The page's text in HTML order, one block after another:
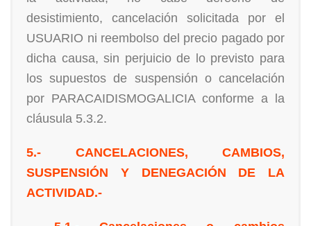
desistimiento, cancelación solicitada por el
USUARIO ni reembolso del precio pagado por
dicha causa, sin perjuicio de lo previsto para
los supuestos de suspensión o cancelación
por PARACAIDISMOGALICIA conforme a la
cláusula 5.3.2.
5.- CANCELACIONES, CAMBIOS,
SUSPENSIÓN Y DENEGACIÓN DE LA
ACTIVIDAD.-